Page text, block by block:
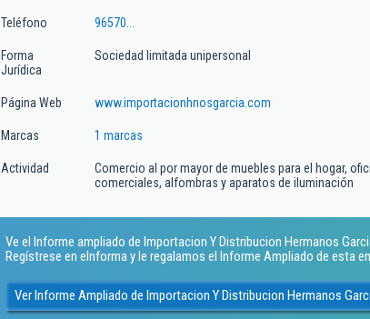
Teléfono 96570...
Forma
Jurídica
Sociedad limitada unipersonal
Página Web www.importacionhnosgarcia.com
Marcas 1 marcas
Actividad
Comercio al por mayor de muebles para el hogar,
comerciales, alfombras y aparatos de iluminación
Ve el Informe ampliado de Importacion Y Distribucion Hermanos
Regístrese en eInforma y le regalamos el Informe Ampliado de esta
Ver Informe Ampliado de Importacion Y Distribucion Hermanos